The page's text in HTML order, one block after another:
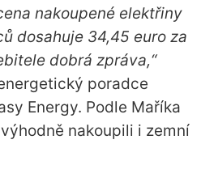
nakoupené elektřiny
dosahuje 34,45 euro za
dobrá zpráva,“
poradce
Energy. Podle Maříka
nakoupili i zemní